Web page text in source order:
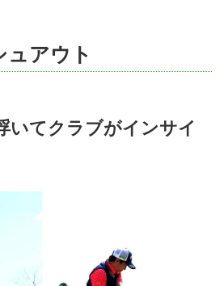
ュアウト
いてクラブがインサイ